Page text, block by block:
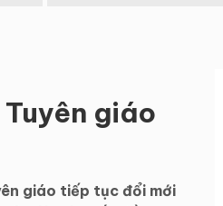
giáo
giáo tiếp tục đổi mới